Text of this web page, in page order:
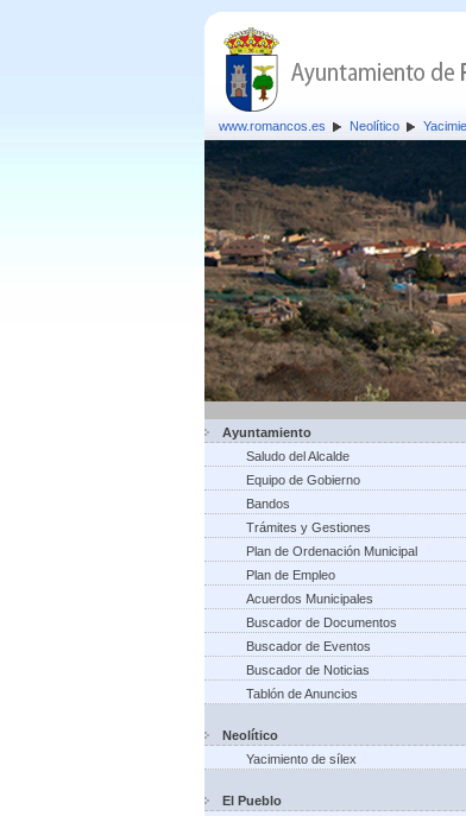
www.romancos.es Neolítico
Ayuntamiento
Saludo del Alcalde
Equipo de Gobierno
Bandos
Trámites y Gestiones
Plan de Ordenación Municipal
Plan de Empleo
Acuerdos Municipales
Buscador de Documentos
Buscador de Eventos
Buscador de Noticias
Tablón de Anuncios
Neolítico
Yacimiento de sílex
El Pueblo